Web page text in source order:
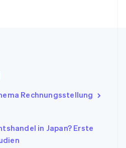
Rechnungsstellung
in Japan? Erste